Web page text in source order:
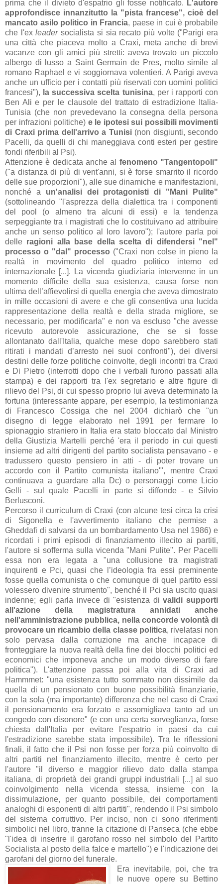
prima che il divieto d'espatrio gli fosse notificato. L'autore
approfondisce innanzitutto la "pista francese", cioè del
mancato asilo politico in Francia, paese in cui è probabile
che l'exleadersocialista si sia recato più volte ("Parigi era
una città che piaceva molto a Craxi, meta anche di brevi
vacanze con gli amici più stretti: aveva trovato un piccolo
albergo di lusso a Saint Germain de Pres, molto simile al
romano Raphael e vi soggiornava volentieri. A Parigi aveva
anche un ufficio per i contatti più riservati con uomini politici
francesi"), la successiva scelta tunisina, per i rapporti con
Ben Ali e per le clausole del trattato di estradizione Italia-
Tunisia (che non prevedevano la consegna della persona
per infrazioni politiche) e le ipotesi sui possibili movimenti
di Craxi prima dell'arrivo a Tunisi(non disgiunti, secondo
Pacelli, da quelli di chi maneggiava conti esteri per gestire
fondi riferibili al Psi).
Attenzione è dedicata anche al fenomeno "Tangentopoli"
("a distanza di più di vent'anni, si è forse smarrito il ricordo
delle sue proporzioni"), alle sue dinamiche e manifestazioni,
nonché a un'analisi dei protagonisti di "Mani Pulite"
(sottolineando "l'asprezza della dialettica tra i componenti
del pool (o almeno tra alcuni di essi) e la tendenza
serpeggiante tra i magistrati che lo costituivano ad attribuire
anche un senso politico al loro lavoro"); l'autore parla poi
delle ragioni alla base della scelta di difendersi "nel"
processo o "dal" processo ("Craxi non colse in pieno la
realtà in movimento del quadro politico interno ed
internazionale [...].
La vicenda giudiziaria intervenne in un
momento difficile della sua esistenza, causa forse non
ultima dell’affievolirsi di quella energia che aveva dimostrato
in mille occasioni di avere e che gli consentiva una lucida
rappresentazione della realtà e della strada migliore, se
necessario, per modificarla" e non va escluso "che avesse
ricevuto autorevole assicurazione, che se si fosse
allontanato dall'Italia, qualche mese dopo sarebbero stati
ritirati i mandati d’arresto nei suoi confronti"), dei diversi
destini delle forze politiche coinvolte, degli incontri tra Craxi
e Di Pietro (interrotti dopo che i verbali furono passati alla
stampa) e dei rapporti tra l'ex segretario e altre figure di
rilievo del Psi, di cui spesso proprio lui aveva determinato la
fortuna (interessante appare, per esempio, la testimonianza
di Francesco Cossiga che nel 2004 dichiarò che "un
disegno di legge elaborato nel 1991 per fermare lo
spionaggio straniero in Italia era stato bloccato dal Ministro
della Giustizia Martelli perché 'era il periodo in cui questi
insieme ad altri dirigenti del partito socialista pensavano - e
tradussero questo pensiero in atti - di poter trovare un
accordo con il Partito comunista italiano'", mentre Craxi
continuava a guardare alla Dc) o personaggi come Licio
Gelli - sul quale Pacelli in parte si diffonde - e Silvio
Berlusconi.
Percorso il curriculum di Craxi (con alcune tesi circa la crisi
di Sigonella e l'avvertimento italiano che permise a
Gheddafi di salvarsi da un bombardamento Usa nel 1986) e
ricordati i primi episodi di finanziamento illecito ai partiti,
l'autore si sofferma sulla vicenda "Mani Pulite". Per Pacelli
essa non era legata a "una collusione tra magistrati
inquirenti e Pci, quasi che l’ideologia fra essi preminente
fosse quella comunista o che comunque di quel partito essi
volessero divenire strumento", benché il Pci sia uscito quasi
indenne; egli parla invece di "esistenza divalidi supporti
all'azione della magistratura annidati anche
nell'amministrazione pubblica, nella concorde volontà di
provocare un ricambio della classe politica, rivelatasi non
solo pervasa dalla corruzione ma anche incapace di
fronteggiare la nuova realtà della fine dei blocchi politici ed
economici che imponeva anche un modo diverso di fare
politica"). L'attenzione passa poi alla vita di Craxi ad
Hammmet: "una esistenza tutto sommato non dissimile da
quella di un pensionato con buone possibilità finanziarie,
con la sola (ma importante) differenza che nel caso di Craxi
il pensionamento era forzato e assomigliava tanto ad un
congedo con disonore" (e con una certa sorveglianza, forse
chiesta dall'Italia per evitare l'espatrio in paesi da cui
l'estradizione sarebbe stata impossibile). Tra le riflessioni
finali, il fatto che il Psi non fosse per forza più coinvolto di
altri partiti nel finanziamento illecito, mentre è certo per
l'autore "il diverso e maggior rilievo dato dalla stampa
italiana, di proprietà dei grandi gruppi industriali [...] al suo
coinvolgimento nella vicenda stessa, insieme con la
dissimulazione, per quanto possibile, dei comportamenti
analoghi di esponenti di altri partiti", rendendo il Psi simbolo
del sistema corruttivo. Per inciso, non ci sono riferimenti
simbolici nel libro, tranne la citazione di Panseca (che ebbe
" l'idea di inserire il garofano rosso nel simbolo del Partito
Socialista al posto della falce e martello") e l'indicazione dei
garofani del giorno del funerale.
Era inevitabile, poi, che tra
le nuove opere su Bettino